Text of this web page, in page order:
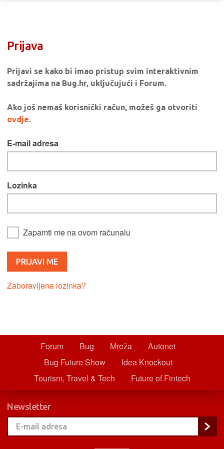
Prijava
Prijavi se kako bi imao pristup svim interaktivnim
sadržajima na Bug.hr, uključujući i Forum.
Ako još nemaš korisnički račun, možeš ga otvoriti
ovdje.
E-mail adresa
Lozinka
Zapamti me na ovom računalu
Zaboravljena lozinka?
Forum Bug Mreža
Autonet
Bug Future Show
Idea Knockout
Tourism, Travel & Tech
Future of Fintech
Newsletter